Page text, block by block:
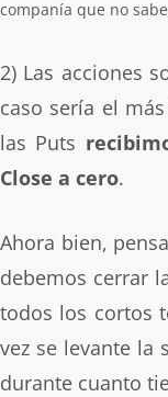
companía que no
2) Las acciones
caso sería el
las Puts
Close a cero.
Ahora bien,
debemos cerrar
todos los cortos
vez se levante la
durante cuanto